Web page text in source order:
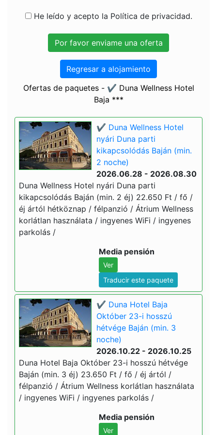
He leído y acepto la Política de privacidad.
Regresar a alojamiento
Ofertas de paquetes - ✔️ Duna Wellness Hotel
Baja ***
✔️ Duna Wellness Hotel
nyári Duna parti
kikapcsolódás Baján (min.
2 noche)
2026.06.28 - 2026.08.30
Duna Wellness Hotel nyári Duna parti
kikapcsolódás Baján (min. 2 éj) 22.650 Ft / fő /
éj ártól hétköznap / félpanzió / Átrium Wellness
korlátlan használata / ingyenes WiFi / ingyenes
parkolás /
Media pensión
Ver
Traducir este paquete
✔️ Duna Hotel Baja
Október 23-i hosszú
hétvége Baján (min. 3
noche)
2026.10.22 - 2026.10.25
Duna Hotel Baja Október 23-i hosszú hétvége
Baján (min. 3 éj) 23.650 Ft / fő / éj ártól /
félpanzió / Átrium Wellness korlátlan használata
/ ingyenes WiFi / ingyenes parkolás /
Media pensión
Ver